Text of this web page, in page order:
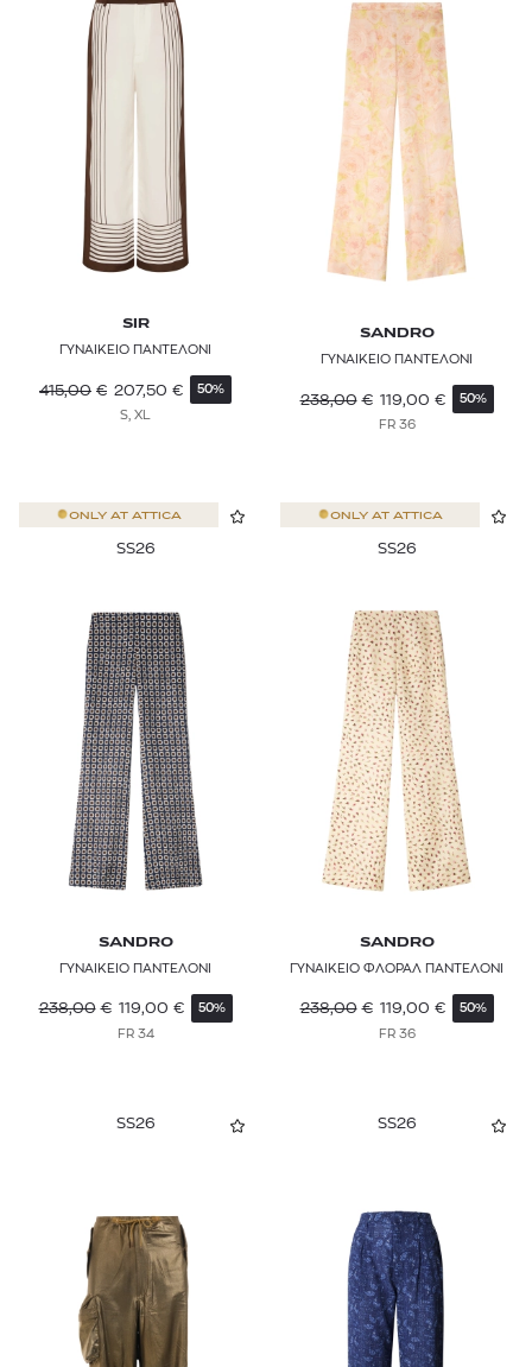
SIR
ΓΥΝΑΙΚΕΙΟ ΠΑΝΤΕΛΟΝΙ
415,00 € 207,50 € 50%
S, XL
SANDRO
ΓΥΝΑΙΚΕΙΟ ΠΑΝΤΕΛΟΝΙ
238,00 € 119,00 € 50%
FR 36
ONLY AT ATTICA
SS26
SANDRO
ΓΥΝΑΙΚΕΙΟ ΠΑΝΤΕΛΟΝΙ
238,00 € 119,00 € 50%
FR 34
ONLY AT ATTICA
SS26
SANDRO
ΓΥΝΑΙΚΕΙΟ ΦΛΟΡΑΛ ΠΑΝΤΕΛΟΝΙ
238,00 € 119,00 € 50%
FR 36
SS26 SS26